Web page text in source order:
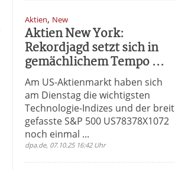
Aktien, New
Aktien New York:
Rekordjagd setzt sich in
gemächlichem Tempo ...
Am US-Aktienmarkt haben sich
am Dienstag die wichtigsten
Technologie-Indizes und der breit
gefasste S&P 500 US78378X1072
noch einmal ...
dpa.de, 07.10.25 16:42 Uhr